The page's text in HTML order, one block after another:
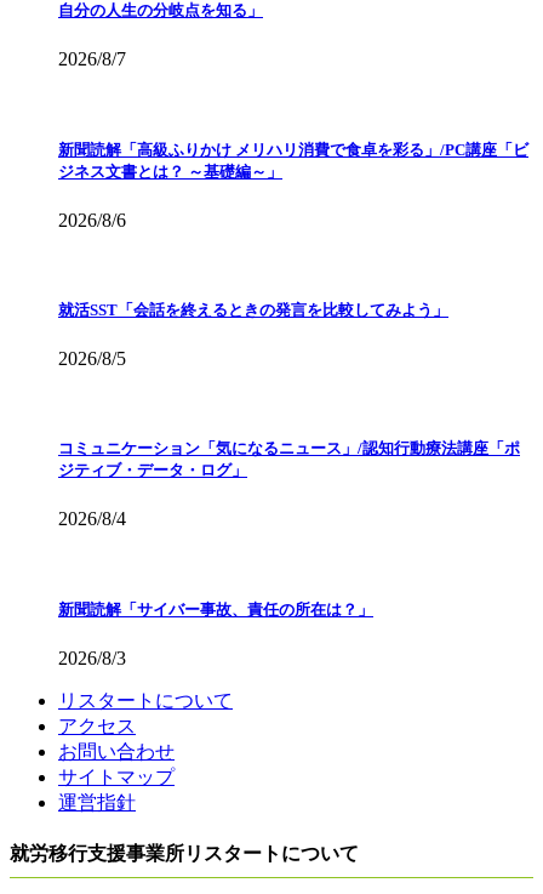
自分の人生の分岐点を知る」
2026/8/7
新聞読解「高級ふりかけ メリハリ消費で食卓を彩る」/PC講座「ビ
ジネス文書とは？ ～基礎編～」
2026/8/6
就活SST「会話を終えるときの発言を比較してみよう」
2026/8/5
コミュニケーション「気になるニュース」/認知行動療法講座「ポ
ジティブ・データ・ログ」
2026/8/4
新聞読解「サイバー事故、責任の所在は？」
2026/8/3
リスタートについて
アクセス
お問い合わせ
サイトマップ
運営指針
就労移行支援事業所リスタートについて